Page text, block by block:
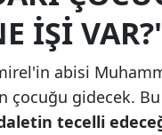
IŞI VAR?'
abisi
çocuğu gidecek.
tecelli